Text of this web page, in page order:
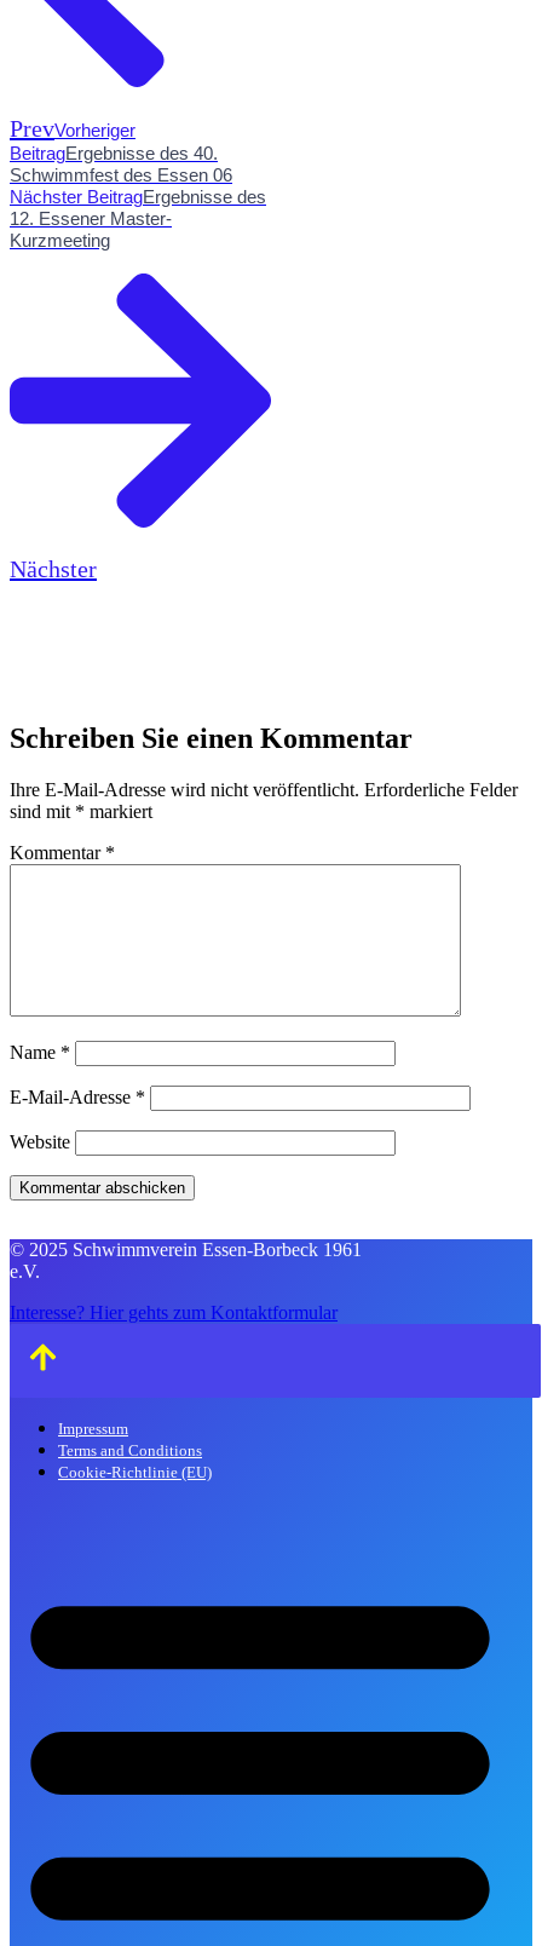
PrevVorheriger
BeitragErgebnisse des 40.
Schwimmfest des Essen 06
Nächster BeitragErgebnisse des
12. Essener Master-
Kurzmeeting
Nächster
Schreiben Sie einen Kommentar
Ihre E-Mail-Adresse wird nicht veröffentlicht. Erforderliche Felder
sind mit * markiert
Kommentar *
Name *
E-Mail-Adresse *
Website
© 2025 Schwimmverein Essen-Borbeck 1961
e.V.
Interesse? Hier gehts zum Kontaktformular
Impressum
Terms and Conditions
Cookie-Richtlinie (EU)